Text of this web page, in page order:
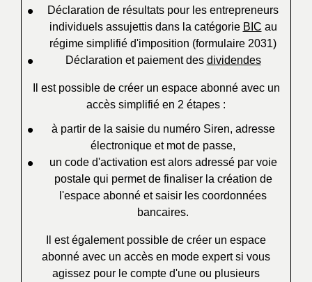
Déclaration de résultats pour les entrepreneurs
individuels assujettis dans la catégorie BIC au
régime simplifié d'imposition (formulaire 2031)
Déclaration et paiement des dividendes
Il est possible de créer un espace abonné avec un
accès simplifié en 2 étapes :
à partir de la saisie du numéro Siren, adresse
électronique et mot de passe,
un code d'activation est alors adressé par voie
postale qui permet de finaliser la création de
l'espace abonné et saisir les coordonnées
bancaires.
Il est également possible de créer un espace
abonné avec un accès en mode expert si vous
agissez pour le compte d'une ou plusieurs